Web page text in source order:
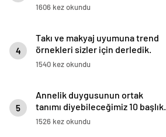
1606 kez okundu
4
Takı ve makyaj uyumuna trend
örnekleri sizler için derledik.
1540 kez okundu
5
Annelik duygusunun ortak
tanımı diyebileceğimiz 10 başlık.
1526 kez okundu